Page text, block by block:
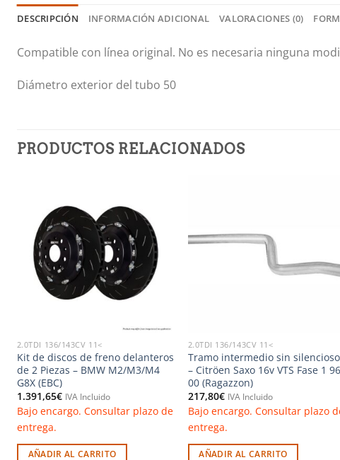
DESCRIPCIÓN INFORMACIÓN ADICIONAL VALORACIONES (0)
Compatible con línea original. No es necesaria ninguna
Diámetro exterior del tubo 50
PRODUCTOS RELACIONADOS
Añadir
a la
lista de
deseos
2.0TDI 136/143CV 11<
Kit de discos de freno delanteros
de 2 Piezas – BMW M2/M3/M4
G8X (EBC)
1.391,65€ IVA Incluido
Bajo encargo. Consultar plazo de
entrega.
AÑADIR AL CARRITO
2.0TDI 136/143CV 11<
Tramo intermedio sin silencioso
– Citröen Saxo 16v VTS Fase 1
00 (Ragazzon)
217,80€ IVA Incluido
Bajo encargo. Consultar plazo
entrega.
AÑADIR AL CARRITO